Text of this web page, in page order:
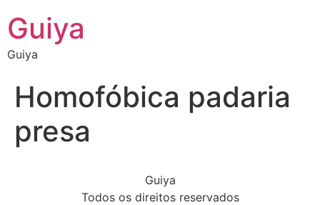
Guiya
Guiya
Homofóbica padaria
presa
Guiya
Todos os direitos reservados